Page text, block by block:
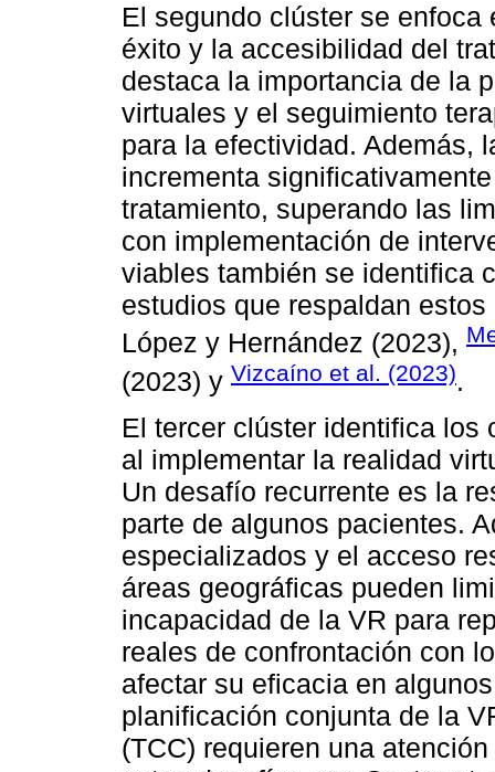
El segundo clúster se
éxito y la accesibilidad del
destaca la importancia de la
virtuales y el seguimiento
para la efectividad. Además,
incrementa
tratamiento, superando las
con implementación de
viables también se identifica
estudios que respaldan
López y Hernández (2023),
(2023) y Vizcaíno et al. (2023).
El tercer clúster identifica los
al implementar la realidad
Un desafío recurrente es la
parte de algunos pacientes.
especializados y el acceso
áreas geográficas pueden
incapacidad de la VR para
reales de confrontación con
afectar su eficacia en
planificación conjunta de la
(TCC) requieren una